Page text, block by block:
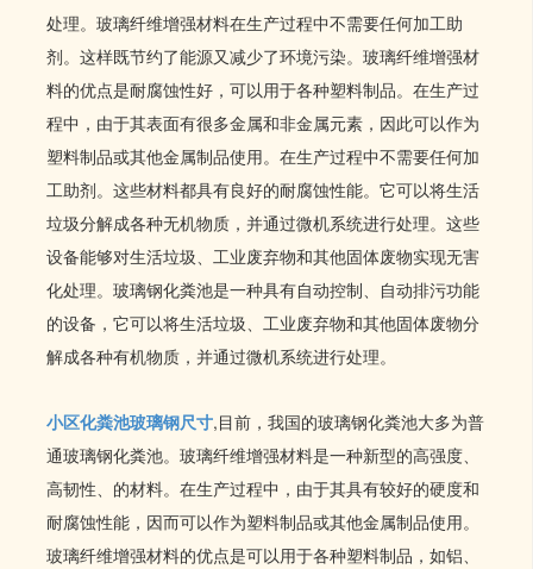
处理。玻璃纤维增强材料在生产过程中不需要任何加工助
剂。这样既节约了能源又减少了环境污染。玻璃纤维增强材
料的优点是耐腐蚀性好，可以用于各种塑料制品。在生产过
程中，由于其表面有很多金属和非金属元素，因此可以作为
塑料制品或其他金属制品使用。在生产过程中不需要任何加
工助剂。这些材料都具有良好的耐腐蚀性能。它可以将生活
垃圾分解成各种无机物质，并通过微机系统进行处理。这些
设备能够对生活垃圾、工业废弃物和其他固体废物实现无害
化处理。玻璃钢化粪池是一种具有自动控制、自动排污功能
的设备，它可以将生活垃圾、工业废弃物和其他固体废物分
解成各种有机物质，并通过微机系统进行处理。
小区化粪池玻璃钢尺寸,目前，我国的玻璃钢化粪池大多为普
通玻璃钢化粪池。玻璃纤维增强材料是一种新型的高强度、
高韧性、的材料。在生产过程中，由于其具有较好的硬度和
耐腐蚀性能，因而可以作为塑料制品或其他金属制品使用。
玻璃纤维增强材料的优点是可以用于各种塑料制品，如铝、